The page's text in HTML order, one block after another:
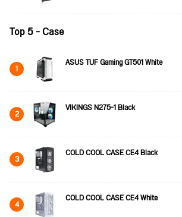
Top 5 - Case
1 ASUS TUF Gaming GT501 White
2 VIKINGS N275-1 Black
3 COLD COOL CASE CE4 Black
4 COLD COOL CASE CE4 White